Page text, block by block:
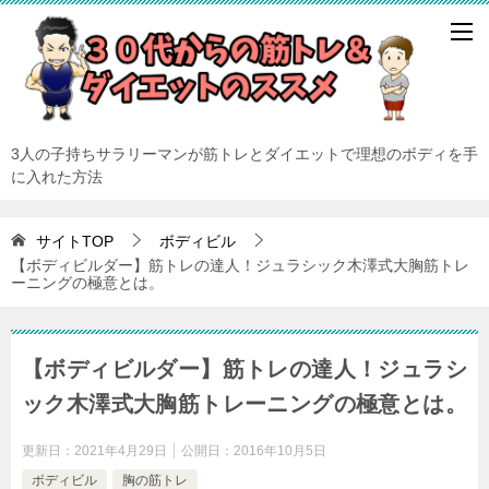
3人の子持ちサラリーマンが筋トレとダイエットで理想のボディを手
に入れた方法
サイトTOP
ボディビル
【ボディビルダー】筋トレの達人！ジュラシック木澤式大胸筋トレ
ーニングの極意とは。
【ボディビルダー】筋トレの達人！ジュラシ
ック木澤式大胸筋トレーニングの極意とは。
更新日： 2021年4月29日 公開日： 2016年10月5日
ボディビル
胸の筋トレ